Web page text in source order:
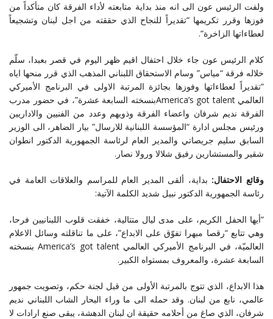
ولفت الرئيس عون الى انه منذ بداية متابعته لأداء الفرقة كان متأكداً من
فوزها وقرر تكريمها “تقديراً للنجاح الذي حققته من اجل لبنان وتشجيعاً
لعطاءاتها الزاخرة“
.
كلام الرئيس عون جاء خلال احتفال اقيم ظهر اليوم في قصر بعبدا، سلّم
خلاله فرقة “مياس” وسام الاستحقاق اللبناني المذهب الذي قرر منحها اياه
“تقديراً لعطاءاتها وفوزها بجائزة المرتبة الاولى في البرنامج الأميركي
العالمي America’s got talentبنسخته السابعة عشرة”، في حضور مدرب
الفرقة نديم شرفان واعضاء الفرقة وذويهم وعدد من الفنيين والاداريين
ورئيس مجلس ادارة “المؤسسة اللبنانية للارسال” بيار الضاهر، الى الوزير
السابق سليم جريصاتي والمدير العام لرئاسة الجمهورية الدكتور انطوان
شقير والمستشارين رفيق شلالا ورولا نصار .
وقائع الاحتفال: بداية، ألقى المدير العام للمراسم والعلاقات العامة في
رئاسة الجمهورية الدكتور نبيل شديد الكلمة الآتية:
“أيها الحفل الكريم، على مدى ليال متتالية، خفقت قلوب اللبنانيين فرحا،
وهي تتابع “رقصا مبهرا تفوّق على الابداع”، على ما تناقلته وسائل الاعلام
العالميّة، في البرنامج الأميركي العالمي America’s got talent بنسخته
السابعة عشرة، والمعروف بمستواه الكبير .
هذا الابداع، الذي تتوج بالمرتبة الأولى من قبل لجنة حكم، وتصويت جمهور
عالمي، نابع من لبنان. وقد حمله الى ما وراء البحار الشاب اللبناني نديم
شرفان، الذي صاغ من أحلامه حقيقة ان لبنان الدهشة، يبقى صنع ارادات لا